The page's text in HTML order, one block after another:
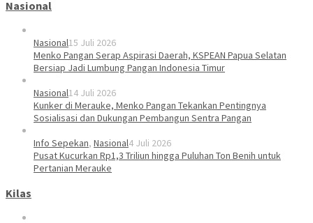
Nasional
Nasional15 Juli 2026
Menko Pangan Serap Aspirasi Daerah, KSPEAN Papua Selatan
Bersiap Jadi Lumbung Pangan Indonesia Timur
Nasional14 Juli 2026
Kunker di Merauke, Menko Pangan Tekankan Pentingnya
Sosialisasi dan Dukungan Pembangun Sentra Pangan
Info Sepekan, Nasional4 Juli 2026
Pusat Kucurkan Rp1,3 Triliun hingga Puluhan Ton Benih untuk
Pertanian Merauke
Kilas